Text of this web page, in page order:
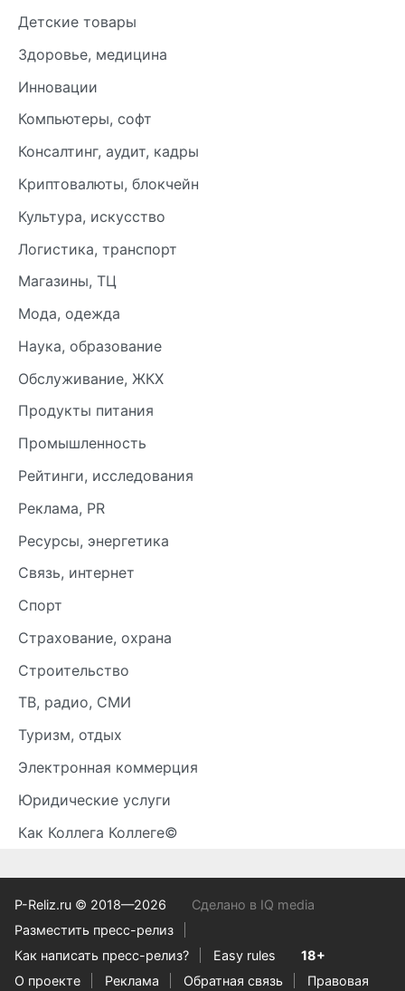
Детские товары
Здоровье, медицина
Инновации
Компьютеры, софт
Консалтинг, аудит, кадры
Криптовалюты, блокчейн
Культура, искусство
Логистика, транспорт
Магазины, ТЦ
Мода, одежда
Наука, образование
Обслуживание, ЖКХ
Продукты питания
Промышленность
Рейтинги, исследования
Реклама, PR
Ресурсы, энергетика
Связь, интернет
Спорт
Страхование, охрана
Строительство
ТВ, радио, СМИ
Туризм, отдых
Электронная коммерция
Юридические услуги
Как Коллега Коллеге©
P-Reliz.ru © 2018—2026
Сделано в IQ media
Разместить пресс-релиз
Как написать пресс-релиз?
Easy rules
18+
О проекте
Реклама Обратная связь Правовая